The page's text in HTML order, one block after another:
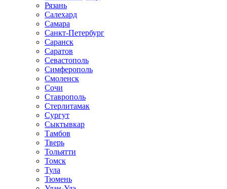
Рязань
Салехард
Самара
Санкт-Петербург
Саранск
Саратов
Севастополь
Симферополь
Смоленск
Сочи
Ставрополь
Стерлитамак
Сургут
Сыктывкар
Тамбов
Тверь
Тольятти
Томск
Тула
Тюмень